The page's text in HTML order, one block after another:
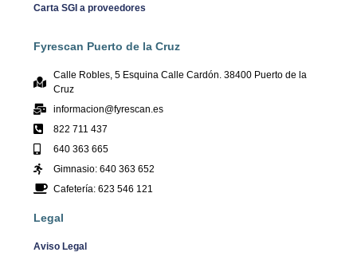
Carta SGI a proveedores
Fyrescan Puerto de la Cruz
Calle Robles, 5 Esquina Calle Cardón. 38400 Puerto de la
Cruz
informacion@fyrescan.es
822 711 437
640 363 665
Gimnasio: 640 363 652
Cafetería: 623 546 121
Legal
Aviso Legal